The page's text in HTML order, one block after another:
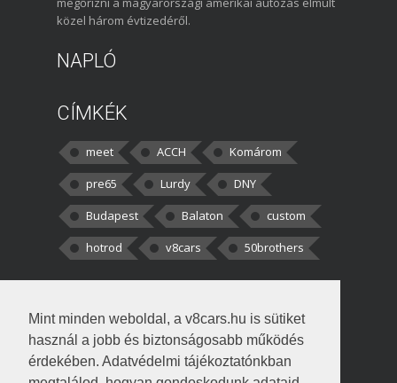
Mint minden weboldal, a v8cars.hu is sütiket
használ a jobb és biztonságosabb működés
érdekében. Adatvédelmi tájékoztatónkban
közel három évtizedéről.
NAPLÓ
CÍMKÉK
meet ACCH
Komárom
pre65
Lurdy
DNY
Budapest
Balaton
custom
hotrod
v8cars 50brothers
kortisz:Elszúrtam! Én csak két
darabbaal számoltam. Nem tudtam, hogy fél autót,